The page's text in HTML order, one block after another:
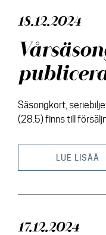
18.12.2024
Säsongkort,
(28.5) finns till
LUE LISÄÄ
17.12.2024